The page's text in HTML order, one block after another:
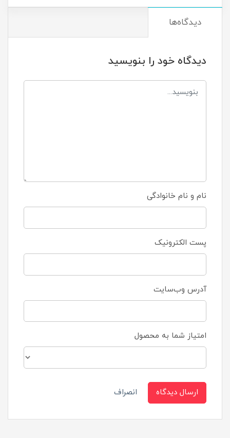
دیدگاه‌ها
دیدگاه خود را بنویسید
نام و نام خانوادگی
پست الکترونیک
آدرس وب‌سایت
امتیاز شما به محصول
ارسال دیدگاه انصراف